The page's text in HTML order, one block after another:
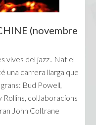
(novembre
vives del jazz.. Nat el
una carrera llarga que
Bud Powell,
col.laboracions
John Coltrane